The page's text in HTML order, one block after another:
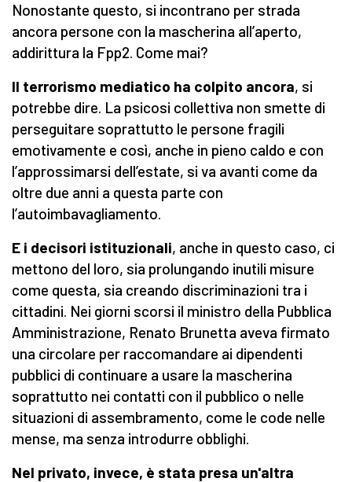
Nonostante questo, si incontrano per strada
ancora persone con la mascherina all’aperto,
addirittura la Fpp2. Come mai?
Il terrorismo mediatico ha colpito ancora, si
potrebbe dire. La psicosi collettiva non smette di
perseguitare soprattutto le persone fragili
emotivamente e così, anche in pieno caldo e con
l’approssimarsi dell’estate, si va avanti come da
oltre due anni a questa parte con
l’autoimbavagliamento.
E i decisori istituzionali, anche in questo caso, ci
mettono del loro, sia prolungando inutili misure
come questa, sia creando discriminazioni tra i
cittadini. Nei giorni scorsi il ministro della Pubblica
Amministrazione, Renato Brunetta aveva firmato
una circolare per raccomandare ai dipendenti
pubblici di continuare a usare la mascherina
soprattutto nei contatti con il pubblico o nelle
situazioni di assembramento, come le code nelle
mense, ma senza introdurre obblighi.
Nel privato, invece, è stata presa un'altra